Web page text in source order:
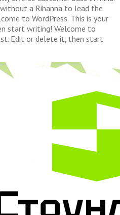
a Rihanna to lead the
to WordPress. This is your
start writing! Welcome to
Edit or delete it, then start